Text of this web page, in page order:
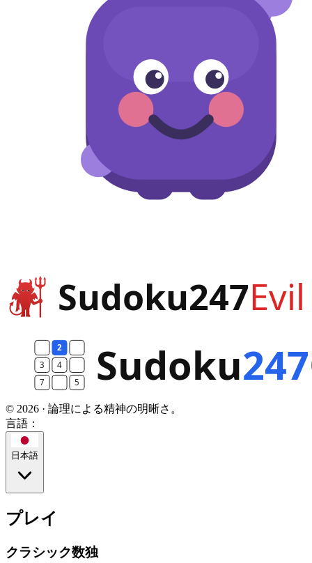
© 2026 · 論理による精神の明晰さ。
言語：
日本語
プレイ
クラシック数独